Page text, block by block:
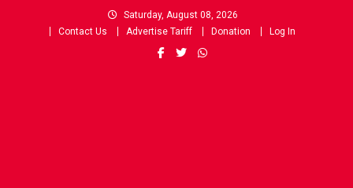
Saturday, August 08, 2026
Contact Us
Advertise Tariff Donation Log In